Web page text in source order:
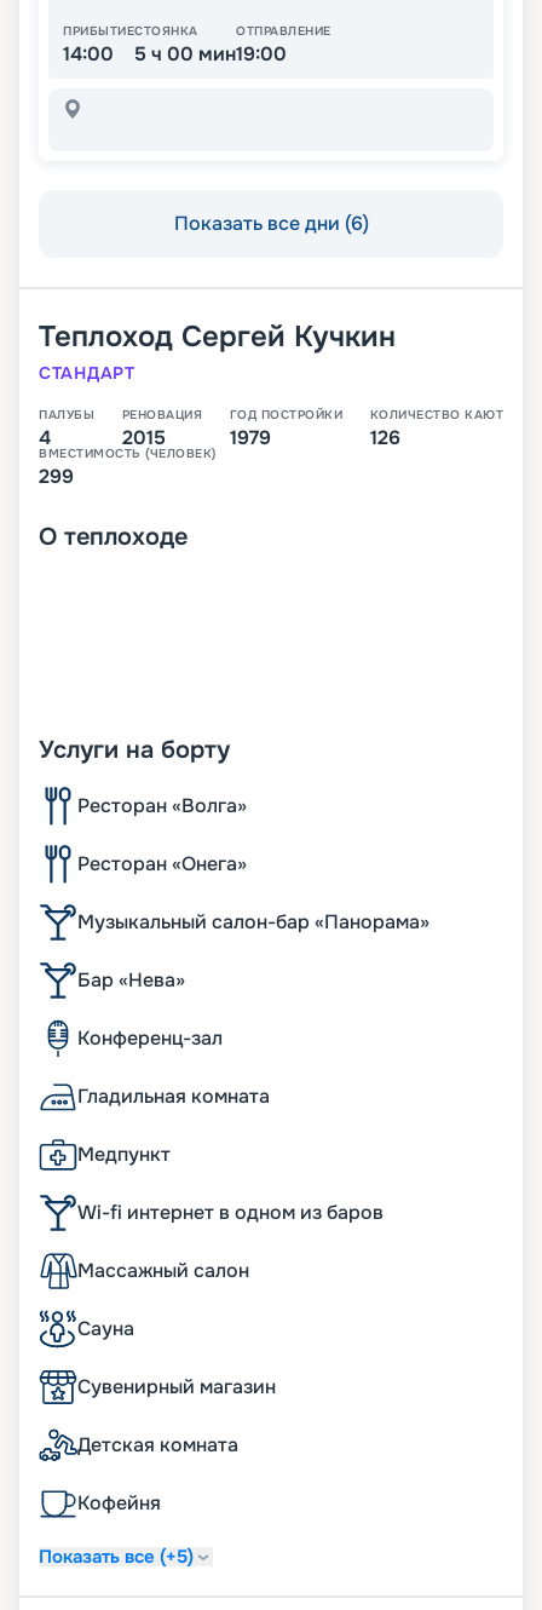
ПРИБЫТИЕ
14:00
СТОЯНКА
5 ч 00 мин
ОТПРАВЛЕНИЕ
19:00
Показать все дни (6)
Теплоход Сергей Кучкин
СТАНДАРТ
ПАЛУБЫ
4
РЕНОВАЦИЯ
2015
ГОД ПОСТРОЙКИ
1979
КОЛИЧЕСТВО КАЮТ
126
ВМЕСТИМОСТЬ (ЧЕЛОВЕК)
299
О теплоходе
Услуги на борту
Ресторан «Волга»
Ресторан «Онега»
Музыкальный салон-бар «Панорама»
Бар «Нева»
Конференц-зал
Гладильная комната
Медпункт
Wi-fi интернет в одном из баров
Массажный салон
Сауна
Сувенирный магазин
Детская комната
Кофейня
Показать все (+5)